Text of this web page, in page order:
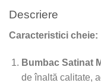
Descriere
Caracteristici cheie:
Bumbac Satinat
de înaltă calitate,